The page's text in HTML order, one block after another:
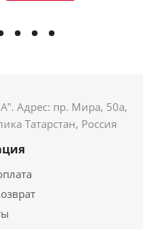
Адрес: пр. Мира, 50а,
Татарстан, Россия